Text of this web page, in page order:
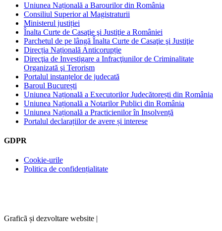
Uniunea Națională a Barourilor din România
Consiliul Superior al Magistraturii
Ministerul justiției
Înalta Curte de Casaţie şi Justiţie a României
Parchetul de pe lângă Înalta Curte de Casaţie şi Justiţie
Direcția Națională Anticorupție
Direcţia de Investigare a Infracţiunilor de Criminalitate
Organizată şi Terorism
Portalul instanțelor de judecată
Baroul București
Uniunea Națională a Executorilor Judecătorești din România
Uniunea Națională a Notarilor Publici din România
Uniunea Națională a Practicienilor în Insolvență
Portalul declarațiilor de avere și interese
GDPR
Cookie-urile
Politica de confidențialitate
Graficã și dezvoltare website |